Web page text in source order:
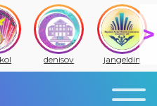
denisov jangeldin